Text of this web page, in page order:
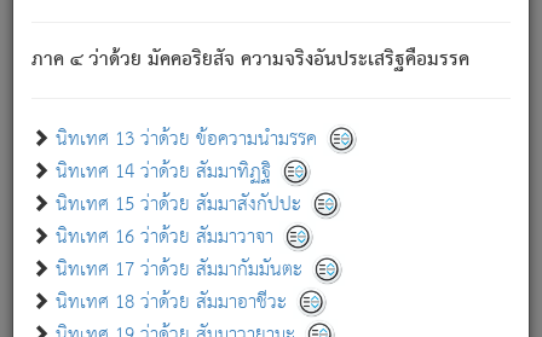
ภาค ๔ ว่าด้วย มัคคอริยสัจ ความจริงอันประเสริฐคือมรรค
นิทเทศ 13 ว่าด้วย ข้อความนำมรรค
นิทเทศ 14 ว่าด้วย สัมมาทิฏฐิ
นิทเทศ 15 ว่าด้วย สัมมาสังกัปปะ
นิทเทศ 16 ว่าด้วย สัมมาวาจา
นิทเทศ 17 ว่าด้วย สัมมากัมมันตะ
นิทเทศ 18 ว่าด้วย สัมมาอาชีวะ
เกี่ยวกับธรรมโฆษณ์ออนไลน์ (Disclaimer)
แม้ระบบ "ธรรมโฆษณ์ออนไลน์" พยายามปรับปรุงข้อมูลให้ถูกต้องมากที่สุด
ผู้ศึกษาก็พึงตรวจสอบกับตัวเล่มหนังสือต้นฉบับ ที่มีการพิมพ์ครั้งล่าสุด
ก่อนนำข้อมูลไปใช้ในการอ้างอิง"
เกี่ยวกับอัตถจารี|เกี่ยวกับการพัฒนา|แจ้งข้อผิดพลาด / แนะนำ